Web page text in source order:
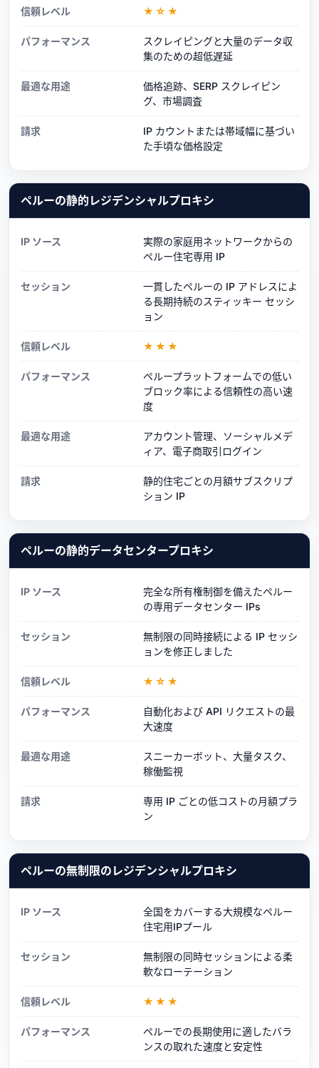
信頼レベル ★☆★
パフォーマンス
スクレイピングと大量のデータ収
集のための超低遅延
最適な用途
価格追跡、SERP スクレイピン
グ、市場調査
請求
IP カウントまたは帯域幅に基づい
た手頃な価格設定
ペルーの静的レジデンシャルプロキシ
IP ソース
実際の家庭用ネットワークからの
ペルー住宅専用 IP
セッション
一貫したペルーの IP アドレスによ
る長期持続のスティッキー セッシ
ョン
信頼レベル ★★★
パフォーマンス
ペループラットフォームでの低い
ブロック率による信頼性の高い速
度
最適な用途
アカウント管理、ソーシャルメデ
ィア、電子商取引ログイン
請求
静的住宅ごとの月額サブスクリプ
ション IP
ペルーの静的データセンタープロキシ
IP ソース
完全な所有権制御を備えたペルー
の専用データセンター IPs
セッション
無制限の同時接続による IP セッシ
ョンを修正しました
信頼レベル ★☆★
パフォーマンス
自動化および API リクエストの最
大速度
最適な用途
スニーカーボット、大量タスク、
稼働監視
請求
専用 IP ごとの低コストの月額プラ
ン
ペルーの無制限のレジデンシャルプロキシ
IP ソース
全国をカバーする大規模なペルー
住宅用IPプール
セッション
無制限の同時セッションによる柔
軟なローテーション
信頼レベル ★★★
パフォーマンス
ペルーでの長期使用に適したバラ
ンスの取れた速度と安定性